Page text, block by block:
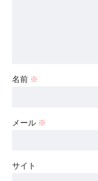
名前 ※
メール ※
サイト